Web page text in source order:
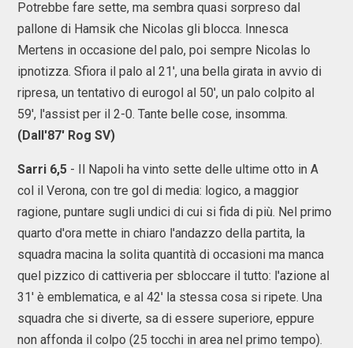
Potrebbe fare sette, ma sembra quasi sorpreso dal
pallone di Hamsik che Nicolas gli blocca. Innesca
Mertens in occasione del palo, poi sempre Nicolas lo
ipnotizza. Sfiora il palo al 21', una bella girata in avvio di
ripresa, un tentativo di eurogol al 50', un palo colpito al
59', l'assist per il 2-0. Tante belle cose, insomma.
(Dall'87' Rog SV)
Sarri 6,5 - Il Napoli ha vinto sette delle ultime otto in A
col il Verona, con tre gol di media: logico, a maggior
ragione, puntare sugli undici di cui si fida di più. Nel primo
quarto d'ora mette in chiaro l'andazzo della partita, la
squadra macina la solita quantità di occasioni ma manca
quel pizzico di cattiveria per sbloccare il tutto: l'azione al
31' è emblematica, e al 42' la stessa cosa si ripete. Una
squadra che si diverte, sa di essere superiore, eppure
non affonda il colpo (25 tocchi in area nel primo tempo).